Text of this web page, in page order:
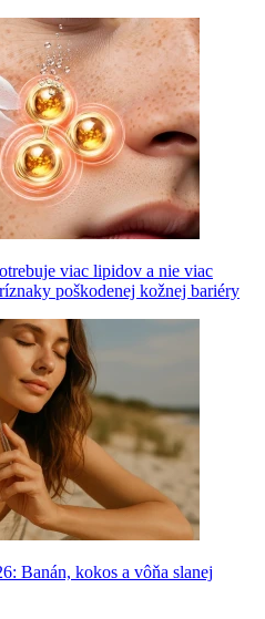
viac lipidov a nie viac
poškodenej kožnej bariéry
Banán, kokos a vôňa slanej